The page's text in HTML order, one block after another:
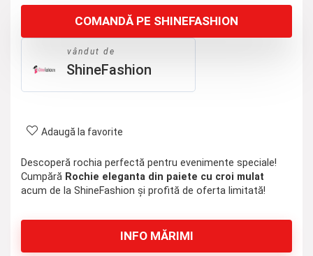
a
fost:
490 lei.
este:
441 lei.
COMANDĂ PE SHINEFASHION
vândut de
ShineFashion
Adaugă la favorite
Descoperă rochia perfectă pentru evenimente speciale!
Cumpără Rochie eleganta din paiete cu croi mulat
acum de la ShineFashion și profită de oferta limitată!
INFO MĂRIMI